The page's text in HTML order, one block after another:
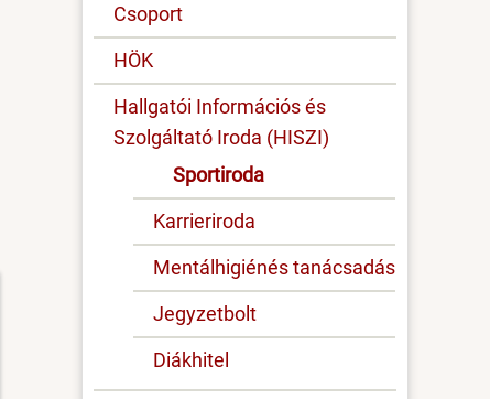
Csoport
HÖK
Hallgatói Információs és
Szolgáltató Iroda (HISZI)
Sportiroda
Karrieriroda
Mentálhigiénés tanácsadás
Jegyzetbolt
Diákhitel